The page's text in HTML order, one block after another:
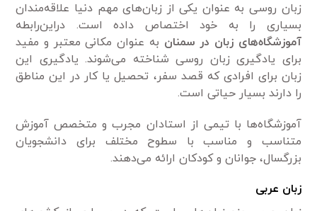
زبان روسی به عنوان یکی از زبان‌های مهم دنیا علاقه‌مندان
بسیاری را به خود اختصاص داده است. دراین‌رابطه
آموزشگاه‌های زبان در سمنان به عنوان مکانی معتبر و مفید
برای یادگیری زبان روسی شناخته می‌شوند. یادگیری این
زبان برای افرادی که قصد سفر، تحصیل یا کار در این مناطق
را دارند بسیار حیاتی است.
آموزشگاه‌ها با تیمی از استادان مجرب و متخصص آموزش
متناسب و مناسب با سطوح مختلف برای دانشجویان
بزرگسال، جوانان و کودکان ارائه می‌دهند.
زبان عربی